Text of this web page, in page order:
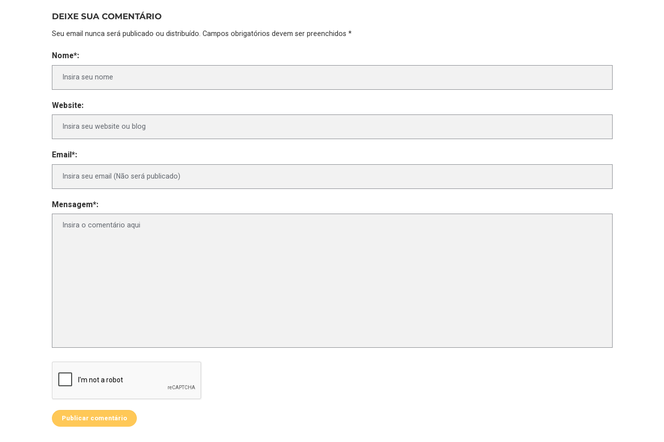
DEIXE SUA COMENTÁRIO
Seu email nunca será publicado ou distribuído. Campos obrigatórios devem ser preenchidos *
Nome*:
Website:
Email*:
Mensagem*: